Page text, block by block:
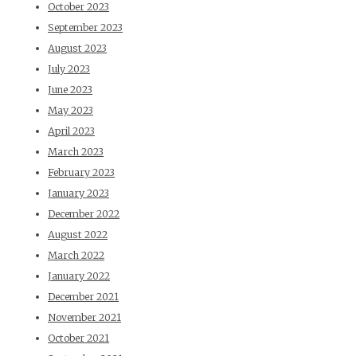
October 2023
September 2023
August 2023
July 2023
June 2023
May 2023
April 2023
March 2023
February 2023
January 2023
December 2022
August 2022
March 2022
January 2022
December 2021
November 2021
October 2021